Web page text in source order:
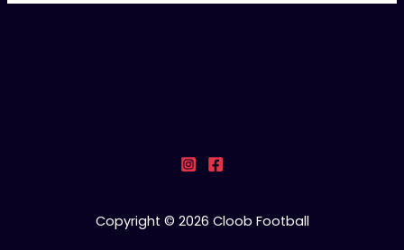
Copyright © 2026 Cloob Football